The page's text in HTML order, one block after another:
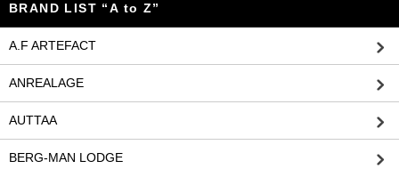
BRAND LIST “A to Z”
A.F ARTEFACT
ANREALAGE
AUTTAA
BERG-MAN LODGE